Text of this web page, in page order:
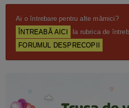
Ai o întrebare pentru alte mămici?
ÎNTREABĂ AICI
la rubrica de
FORUMUL DESPRECOPII